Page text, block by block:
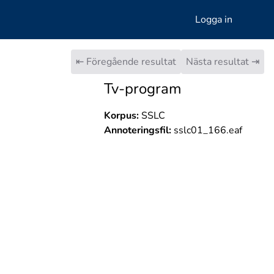
Logga in
⇤ Föregående resultat Nästa resultat ⇥
Tv-program
Korpus:SSLC
Annoteringsfil:sslc01_166.eaf